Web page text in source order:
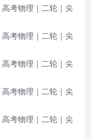
考物理｜二轮｜尖
考物理｜二轮｜尖
考物理｜二轮｜尖
考物理｜二轮｜尖
考物理｜二轮｜尖